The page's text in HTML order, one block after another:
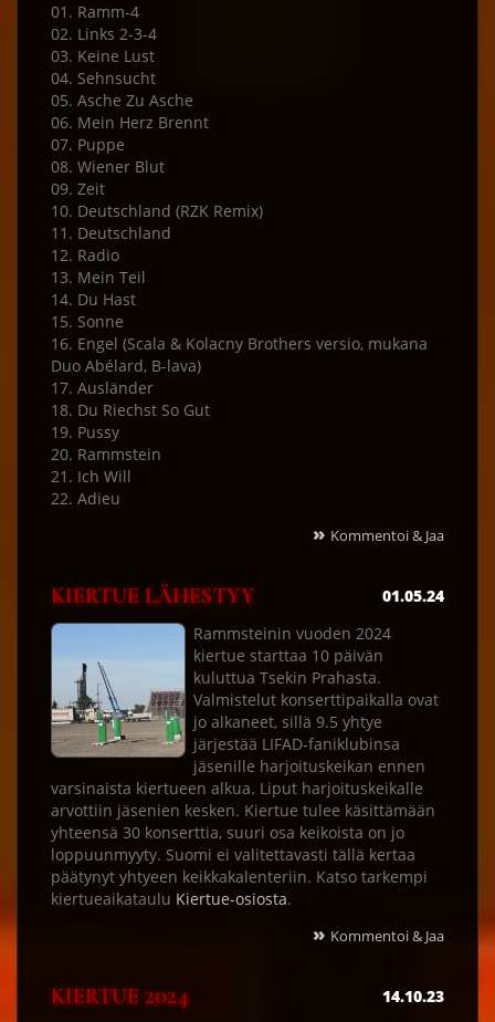
01. Ramm-4
02. Links 2-3-4
03. Keine Lust
04. Sehnsucht
05. Asche Zu Asche
06. Mein Herz Brennt
07. Puppe
08. Wiener Blut
09. Zeit
10. Deutschland (RZK Remix)
11. Deutschland
12. Radio
13. Mein Teil
14. Du Hast
15. Sonne
16. Engel (Scala & Kolacny Brothers versio, mukana
Duo Abélard, B-lava)
17. Ausländer
18. Du Riechst So Gut
19. Pussy
20. Rammstein
21. Ich Will
22. Adieu
» Kommentoi & Jaa
KIERTUE LÄHESTYY
01.05.24
Rammsteinin vuoden 2024
kiertue starttaa 10 päivän
kuluttua Tsekin Prahasta.
Valmistelut konserttipaikalla ovat
jo alkaneet, sillä 9.5 yhtye
järjestää LIFAD-faniklubinsa
jäsenille harjoituskeikan ennen
varsinaista kiertueen alkua. Liput harjoituskeikalle
arvottiin jäsenien kesken. Kiertue tulee käsittämään
yhteensä 30 konserttia, suuri osa keikoista on jo
loppuunmyyty. Suomi ei valitettavasti tällä kertaa
päätynyt yhtyeen keikkakalenteriin. Katso tarkempi
kiertueaikataulu Kiertue-osiosta.
» Kommentoi & Jaa
KIERTUE 2024
14.10.23